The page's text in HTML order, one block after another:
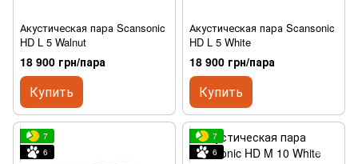
Акустическая пара Scansonic
HD L 5 Walnut
18 900 грн/пара
Купить
Акустическая пара Scansonic
HD L 5 White
18 900 грн/пара
Купить
7
6
7
6